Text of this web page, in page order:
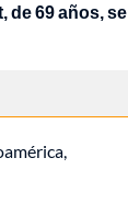
de 69 años, se